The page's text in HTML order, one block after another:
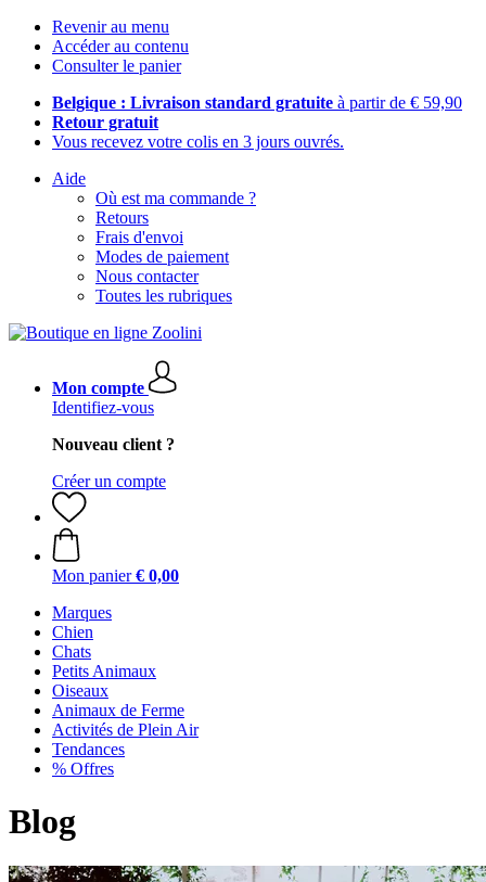
Revenir au menu
Accéder au contenu
Consulter le panier
Belgique : Livraison standard gratuite à partir de € 59,90
Retour gratuit
Vous recevez votre colis en 3 jours ouvrés.
Aide
Où est ma commande ?
Retours
Frais d'envoi
Modes de paiement
Nous contacter
Toutes les rubriques
Mon compte
Identifiez-vous
Nouveau client ?
Créer un compte
Mon panier € 0,00
Marques
Chien
Chats
Petits Animaux
Oiseaux
Animaux de Ferme
Activités de Plein Air
Tendances
% Offres
Blog